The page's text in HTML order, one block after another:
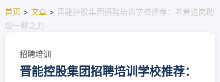
首页 > 文章 > 晋能控股集团招聘培训学校推荐：老黄选岗助
您一臂之力
招聘培训
晋能控股集团招聘培训学校推荐：